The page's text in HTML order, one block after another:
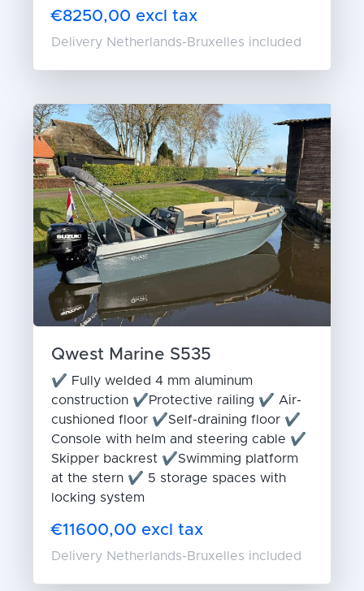
€8250,00 excl tax
Delivery Netherlands-Bruxelles included
Qwest Marine S535
✔ Fully welded 4 mm aluminum
construction ✔Protective railing ✔ Air-
cushioned floor ✔Self-draining floor ✔
Console with helm and steering cable ✔
Skipper backrest ✔Swimming platform
at the stern ✔ 5 storage spaces with
locking system
€11600,00 excl tax
Delivery Netherlands-Bruxelles included